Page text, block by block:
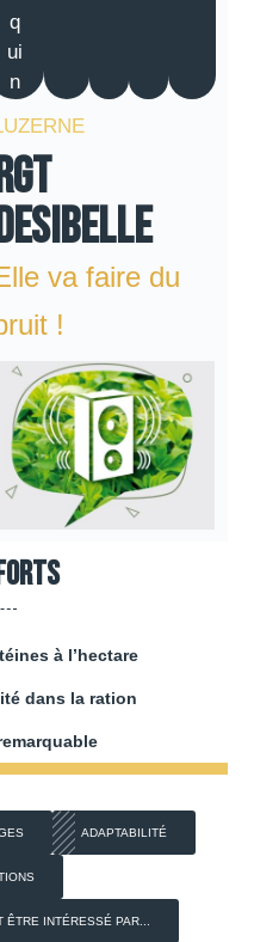
q
ui
n
va faire du
!
à l’hectare
dans la ration
ADAPTABILITÉ
INTÉRESSÉ PAR...